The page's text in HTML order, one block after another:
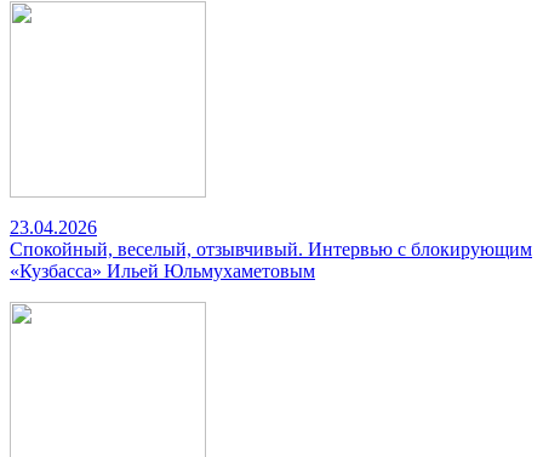
23.04.2026
Спокойный, веселый, отзывчивый. Интервью с блокирующим
«Кузбасса» Ильей Юльмухаметовым